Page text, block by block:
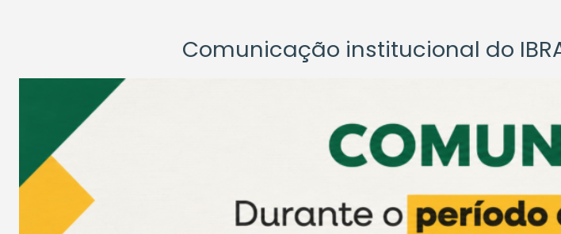
Comunicação institucional do